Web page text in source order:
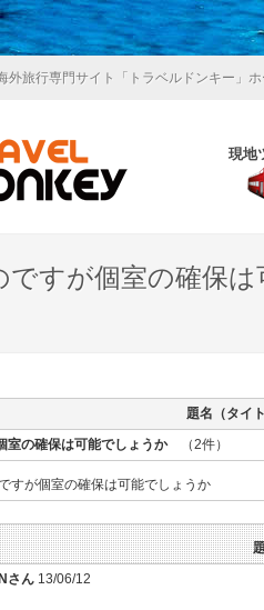
外旅行専門サイト「トラベルドンキー」ホ
現地
ですが個室の確保は
題名（タイト
室の確保は可能でしょうか（2件）
すが個室の確保は可能でしょうか
さん 13/06/12